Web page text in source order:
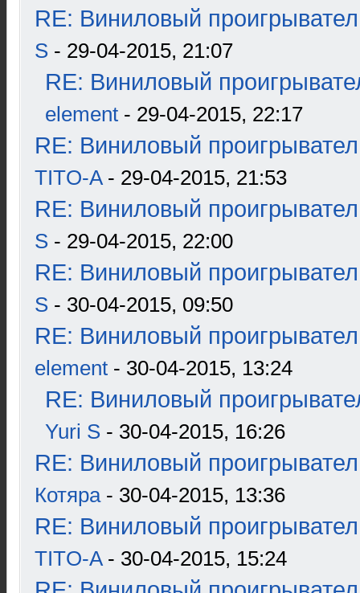
RE: Виниловый
S - 29-04-2015, 21:07
RE: Виниловый
element - 29-04-2015, 22:17
RE: Виниловый
TITO-A- 29-04-2015, 21:53
RE: Виниловый
S - 29-04-2015, 22:00
RE: Виниловый
S - 30-04-2015, 09:50
RE: Виниловый
element - 30-04-2015, 13:24
RE: Виниловый
Yuri S - 30-04-2015, 16:26
RE: Виниловый
Котяра- 30-04-2015, 13:36
RE: Виниловый
TITO-A- 30-04-2015, 15:24